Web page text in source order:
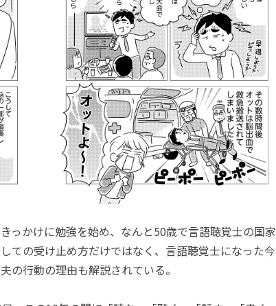
っかけに勉強を始め、なんと50歳で言語聴覚士の国家
ての受け止め方だけではなく、言語聴覚士になった今
の行動の理由も解説されている。